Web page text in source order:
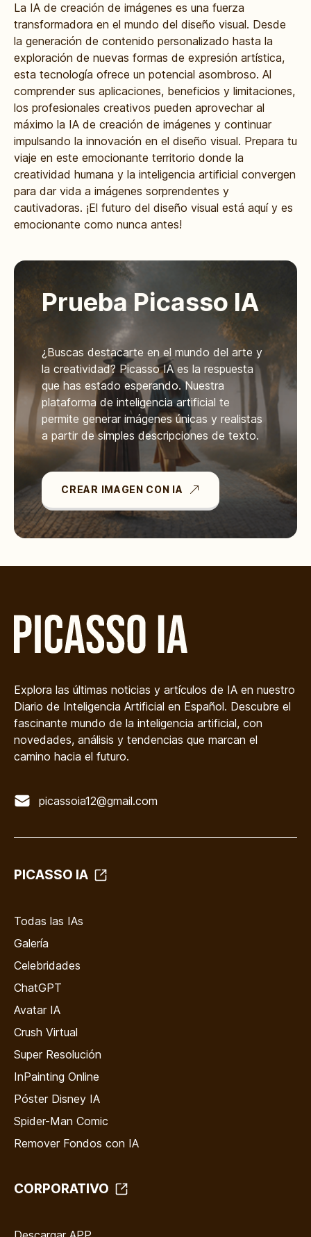
La IA de creación de imágenes es una fuerza
transformadora en el mundo del diseño visual. Desde
la generación de contenido personalizado hasta la
exploración de nuevas formas de expresión artística,
esta tecnología ofrece un potencial asombroso. Al
comprender sus aplicaciones, beneficios y limitaciones,
los profesionales creativos pueden aprovechar al
máximo la IA de creación de imágenes y continuar
impulsando la innovación en el diseño visual. Prepara tu
viaje en este emocionante territorio donde la
creatividad humana y la inteligencia artificial convergen
para dar vida a imágenes sorprendentes y
cautivadoras. ¡El futuro del diseño visual está aquí y es
emocionante como nunca antes!
Prueba Picasso IA
¿Buscas destacarte en el mundo del arte y
la creatividad? Picasso IA es la respuesta
que has estado esperando. Nuestra
plataforma de inteligencia artificial te
permite generar imágenes únicas y realistas
a partir de simples descripciones de texto.
CREAR IMAGEN CON IA
Explora las últimas noticias y artículos de IA en nuestro
Diario de Inteligencia Artificial en Español. Descubre el
fascinante mundo de la inteligencia artificial, con
novedades, análisis y tendencias que marcan el
camino hacia el futuro.
picassoia12@gmail.com
PICASSO IA
Todas las IAs
Galería
Celebridades
ChatGPT
Avatar IA
Crush Virtual
Super Resolución
InPainting Online
Póster Disney IA
Spider-Man Comic
Remover Fondos con IA
CORPORATIVO